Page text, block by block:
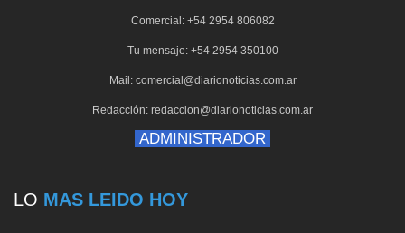
Comercial: +54 2954 806082
Tu mensaje: +54 2954 350100
Mail: comercial@diarionoticias.com.ar
Redacción: redaccion@diarionoticias.com.ar
ADMINISTRADOR
LO MAS LEIDO HOY